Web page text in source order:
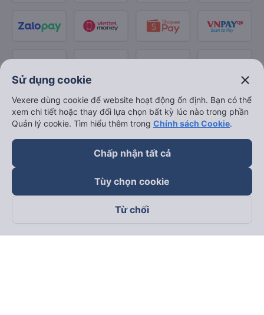
Theo dõi chúng tôi trên
Sử dụng cookie close
Vexere dùng cookie để website hoạt động ổn định. Bạn có thể
xem chi tiết hoặc thay đổi lựa chọn bất kỳ lúc nào trong phần
Quản lý cookie. Tìm hiểu thêm trong Chính sách Cookie.
Chấp nhận tất cả
Tùy chọn cookie
Từ chối